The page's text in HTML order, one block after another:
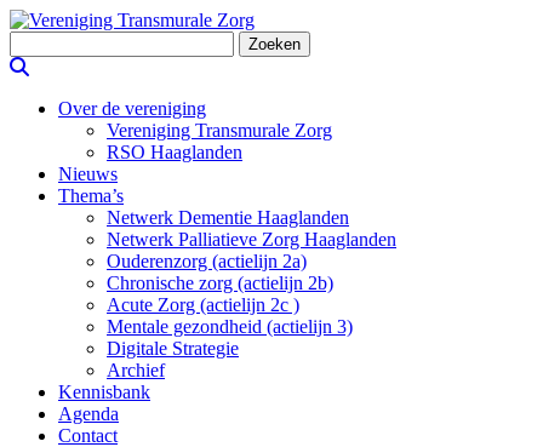
naar:
Over de vereniging
Vereniging Transmurale Zorg
RSO Haaglanden
Nieuws
Thema’s
Netwerk Dementie Haaglanden
Netwerk Palliatieve Zorg Haaglanden
Ouderenzorg (actielijn 2a)
Chronische zorg (actielijn 2b)
Acute Zorg (actielijn 2c )
Mentale gezondheid (actielijn 3)
Digitale Strategie
Archief
Kennisbank
Agenda
Contact